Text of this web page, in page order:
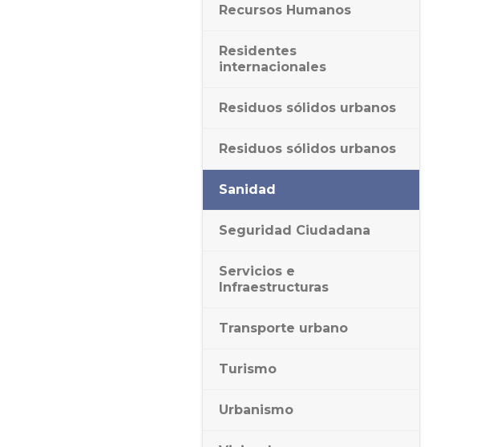
Recursos Humanos
Residentes
internacionales
Residuos sólidos urbanos
Residuos sólidos urbanos
Sanidad
Seguridad Ciudadana
Servicios e
Infraestructuras
Transporte urbano
Turismo
Urbanismo